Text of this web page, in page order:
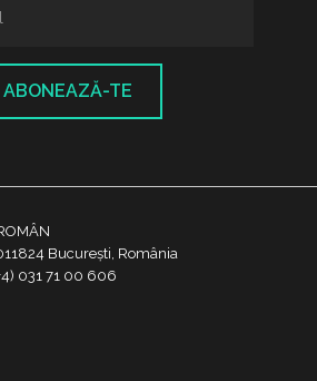
ABONEAZĂ-TE
București, România
031 71 00 606